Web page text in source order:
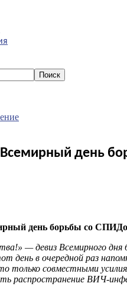
день
день борьбы со
— девиз Всемирного дня
день в очередной раз
только совместными
распространение ВИЧ-